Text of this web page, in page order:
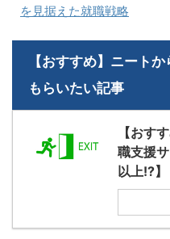
を見据えた就職戦略
【おすすめ】ニート
もらいたい記事
【おす
職支援
以上!?】